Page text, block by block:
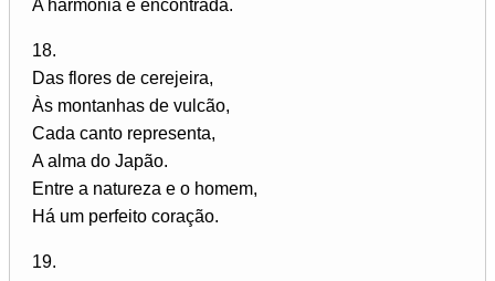
A harmonia é encontrada.
18.
Das flores de cerejeira,
Às montanhas de vulcão,
Cada canto representa,
A alma do Japão.
Entre a natureza e o homem,
Há um perfeito coração.
19.